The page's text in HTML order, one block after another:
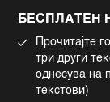
БЕСПЛАТЕН
Прочитајте
три други
однесува на
текстови)
Употреба на